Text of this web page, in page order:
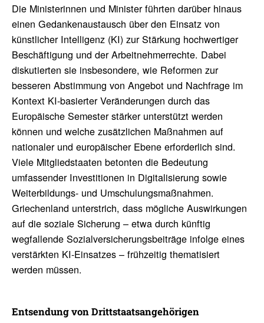
Die Ministerinnen und Minister führten darüber hinaus
einen Gedankenaustausch über den Einsatz von
künstlicher Intelligenz (KI) zur Stärkung hochwertiger
Beschäftigung und der Arbeitnehmerrechte. Dabei
diskutierten sie insbesondere, wie Reformen zur
besseren Abstimmung von Angebot und Nachfrage im
Kontext KI-basierter Veränderungen durch das
Europäische Semester stärker unterstützt werden
können und welche zusätzlichen Maßnahmen auf
nationaler und europäischer Ebene erforderlich sind.
Viele Mitgliedstaaten betonten die Bedeutung
umfassender Investitionen in Digitalisierung sowie
Weiterbildungs- und Umschulungsmaßnahmen.
Griechenland unterstrich, dass mögliche Auswirkungen
auf die soziale Sicherung – etwa durch künftig
wegfallende Sozialversicherungsbeiträge infolge eines
verstärkten KI-Einsatzes – frühzeitig thematisiert
werden müssen.
Entsen­dung von Dritt­staats­an­ge­hö­rigen